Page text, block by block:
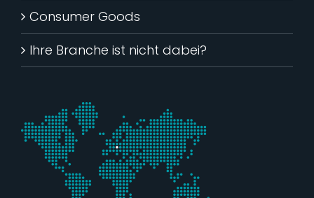
Consumer Goods
Ihre Branche ist nicht dabei?